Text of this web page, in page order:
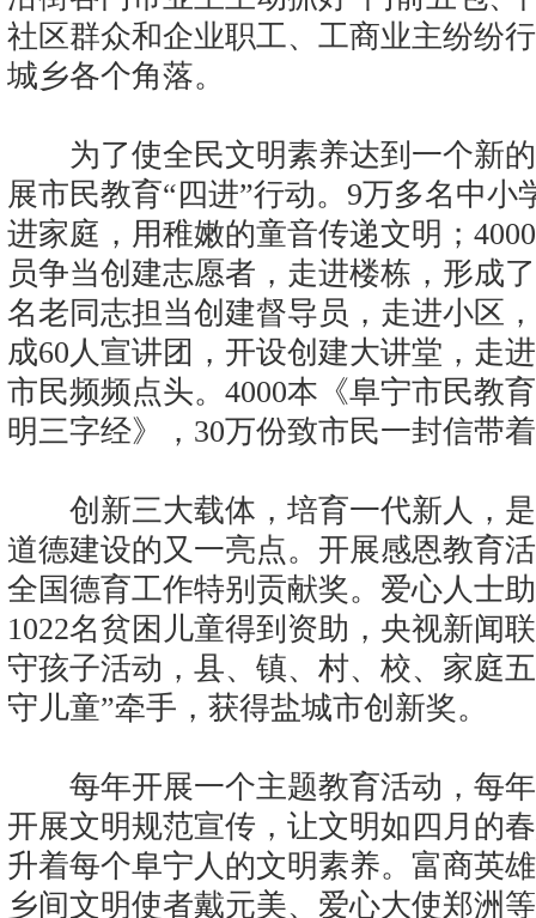
社区群众和企业职工、工商业主纷纷
城乡各个角落。
为了使全民文明素养达到一个新的
展市民教育“四进”行动。9万多名中
进家庭，用稚嫩的童音传递文明；
员争当创建志愿者，走进楼栋，形成
名老同志担当创建督导员，走进小区
成60人宣讲团，开设创建大讲堂，走
市民频频点头。4000本《阜宁市民教
明三字经》，30万份致市民一封信带
创新三大载体，培育一代新人，是
道德建设的又一亮点。开展感恩教育
全国德育工作特别贡献奖。爱心人士
1022名贫困儿童得到资助，央视新闻
守孩子活动，县、镇、村、校、家庭
守儿童”牵手，获得盐城市创新奖。
每年开展一个主题教育活动，每年
开展文明规范宣传，让文明如四月的
升着每个阜宁人的文明素养。富商英
乡间文明使者戴元美、爱心大使郑洲